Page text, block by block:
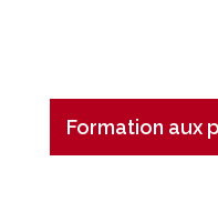
Formation aux